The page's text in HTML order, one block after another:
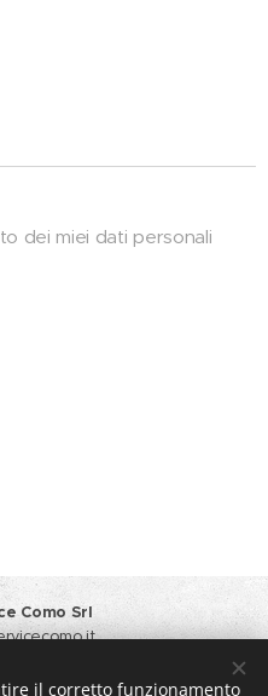
dei miei dati personali
Como Srl
+39 348 4451104
il corretto funzionamento